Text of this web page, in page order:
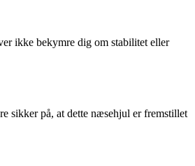
ikke bekymre dig om stabilitet eller
sikker på, at dette næsehjul er fremstillet